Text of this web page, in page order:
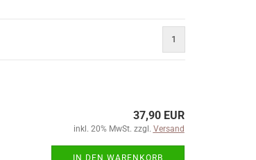
1
37,90 EUR
inkl. 20% MwSt. zzgl. Versand
IN DEN WARENKORB